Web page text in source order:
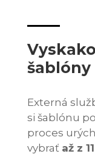
šablóny
Externá
si šablónu
proces
vybrať až z